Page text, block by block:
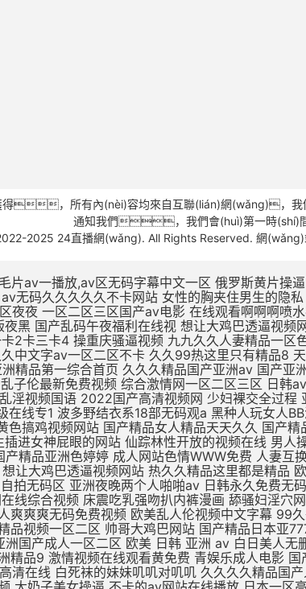
得，所有內(nèi)容均來自互聯(lián)網(wǎng)，
通知我們，我們會(huì)第一時(shí)間
2025 24直播網(wǎng). All Rights Reserved. 網(wǎng)
片av一播放,av区无码字幕中文一区 俄罗斯黄片操逼 影音先锋男人站 精品无码av人妻受辱系列 性奴公司之调教晶晶小说 扒开女人屄再插鸡巴视频 黑鸡巴操老骚逼 狂操东北农村人妻三级片 av无码久久久久久不卡网站 女性的胸夹住男生的隐私 亚洲成av人片在线不卡 国产小视频免费在线观看 美女被大鸡吧操插操插日 亚洲综合国产精品第一页 性久久久久久久 性色av一区二区三区夜夜 一区二区三区国产av电影 在线观看啊啊啊喷水视频 大鸡吧视频免费 日本XXXX视频免费看 国产精品无码三级片视频 涩涩视频www88AV 日本阿v片一区二区三区 欧美一区三区日韩版夜黑 国产乱码午夜福利在线视 想让大鸡巴透逼视频网站 俄罗斯女人的性生活视频 高潮毛片无遮挡免费高清 69黄在线看片免费视频 dxj在线视频免费观看 久热这里只精品99国产6 一本大道一卡2卡三卡4 操重庆骚逼视频 九九久久人妻精品一区色 久久精品一区二区二三区 天天啪天天操天天干天天日 做床爱视频真无遮挡免费 国产大学生午夜视频网站 亚州一区二区五码在线观看 久久中文字av一区二区不卡 久久99热这里只有精品8 天天日天天干天天操夜夜爽 国产不卡高清视频在线观看 老色鬼精品视频在线播放 91扒开骚逼被大鸡八操 四虎影视无码永久免费看 国产亚洲精品第一综合首页 久久久精品国产亚洲av 国产亚洲综合另类色专区 国产日韩欧美一区二区三区 九九免费精品视频在这里 亚洲 欧洲 小说 自拍 日韩AV第二页 啊啊啊插给我射进来视频 国产乱子伦最新免费视频 综合激情网一区二区三区 日韩av一区二区三区电影 啊啊啊鸡巴操我好爽视频 国产成人精品午夜福利软件 无遮挡高潮国产免费观看 国产av精品国语对白国产 国产最爽的乱淫视频国语 2022国产高清视频网 少妇裸交全过程 亚洲精品国产精华液 精品无av人妻受辱系列 97人人模人人爽人人喊网 中字幕视频在线永久在线 男人插女人骚视频988 国产三级精品三级在线专1 波多野结衣系18部无码观a 黑种人玩女人BB浪逼女 久久亚洲精品中文字幕 一区二区三区国产中文字幕 亚洲综合激情六月婷婷色 黑森林尤物精品∧v导航 插大胸美女逼逼 成年美女黄色搞鸡视频网站 国产精品女人精品天天久久 国产精品久久成人网站 无码刺激a片短视频 欧美日韩一区二区三区影院 蜜臀av福利无码一二三 av不卡一区二区在线观看 精品一区二区无av 男生插进女神屁眼的网站 仙踪林性开放的视频在线 男人操女人的逼视频网站 美女视频在线观看免费观看 亚洲欧美日韩在线精品一区 大鸡巴插入小姨妹B视频 黑色丝袜无码中中文字幕 久久精品国产精品亚洲色婷婷 成人网站色情WWW免费 人妻互换一二三区激情视频 国产麻豆一二区在线观看 xxxxx尤物在线一区 久久久久久久久公牛影视 朝鲜美女黑毛bbw 久久婷婷五月综合色首页 想让大鸡巴透逼视频网站 热久久精品这里都是精品 欧美顶级毛片在线播放 国产成人久久久精品品牌 国产精品久久久久久久密月 亚洲国产精品热久久最新 亚洲av无一区二区三区 亚洲va熟妇自拍无码区 亚洲夜晚两个人啪啪av 日韩永久免费无码无卡 无码绝顶敏感痉挛抽搐潮喷 69堂成人精品免费视频 国产酒店大学生情侣宾馆 大鸡巴操无毛女视频观看 日本五级伦理片 欧美成人网在线综合视频 床震吃乳强吻扒内裤漫画 舔骚妇淫穴网站 三级国产精品久久久99 国产手机在线αⅴ片无码 精品老司机在线视频香蕉 国产日韩欧美久久一区二区 日本网站一区二区三区四区 两人爽爽爽无码免费视频 欧美乱人伦视频中文字幕 99久久久无码国产精品免费 91精品一区二区三区免费 哈好舒服哈好不要的视频 青青草伊人免费在线观看 又色又爽又黄的视频人妻 日韩午夜精品视频一区二区 帅哥大鸡巴网站 国产精品日本亚777 乡村大乱纶肥水不外流v 欧美日韩国产成人高清视频 日韩少妇一级片在线观看 亚洲熟妇乱女区二区三区 自拍偷